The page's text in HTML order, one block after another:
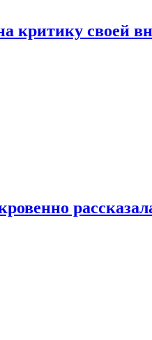
критику своей